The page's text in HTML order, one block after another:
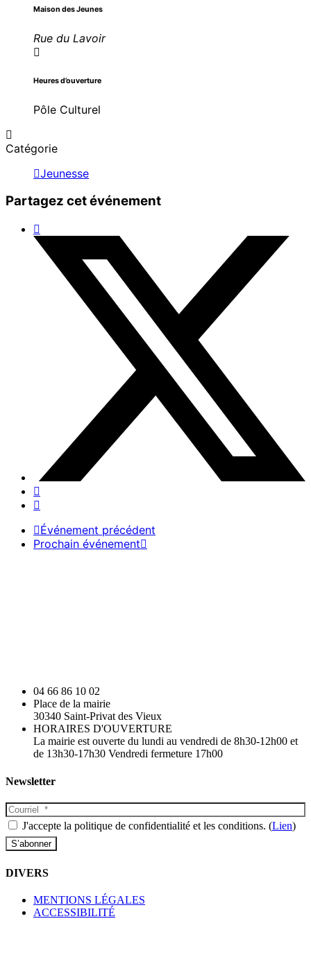
Maison des Jeunes
Rue du Lavoir
Heures d’ouverture
Pôle Culturel
Catégorie
Jeunesse
Partagez cet événement
Événement précédent
Prochain événement
04 66 86 10 02
Place de la mairie
30340 Saint-Privat des Vieux
HORAIRES D'OUVERTURE
La mairie est ouverte du lundi au vendredi de 8h30-12h00 et
de 13h30-17h30 Vendredi fermeture 17h00
Newsletter
J'accepte la politique de confidentialité et les conditions. (Lien)
DIVERS
MENTIONS LÉGALES
ACCESSIBILITÉ